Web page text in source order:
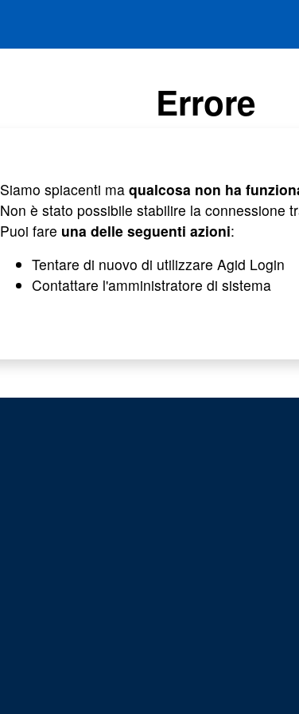
Errore
Siamo spiacenti ma qualcosa non ha
Non è stato possibile stabilire la connessione
Puoi fare una delle seguenti azioni:
Tentare di nuovo di utilizzare Agid Login
Contattare l'amministratore di sistema